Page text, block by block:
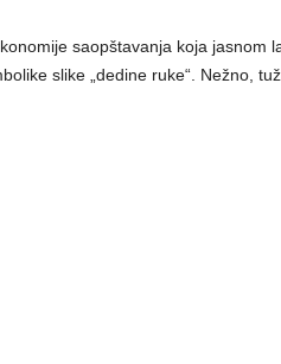
saopštavanja koja jasnom
slike „dedine ruke“. Nežno,